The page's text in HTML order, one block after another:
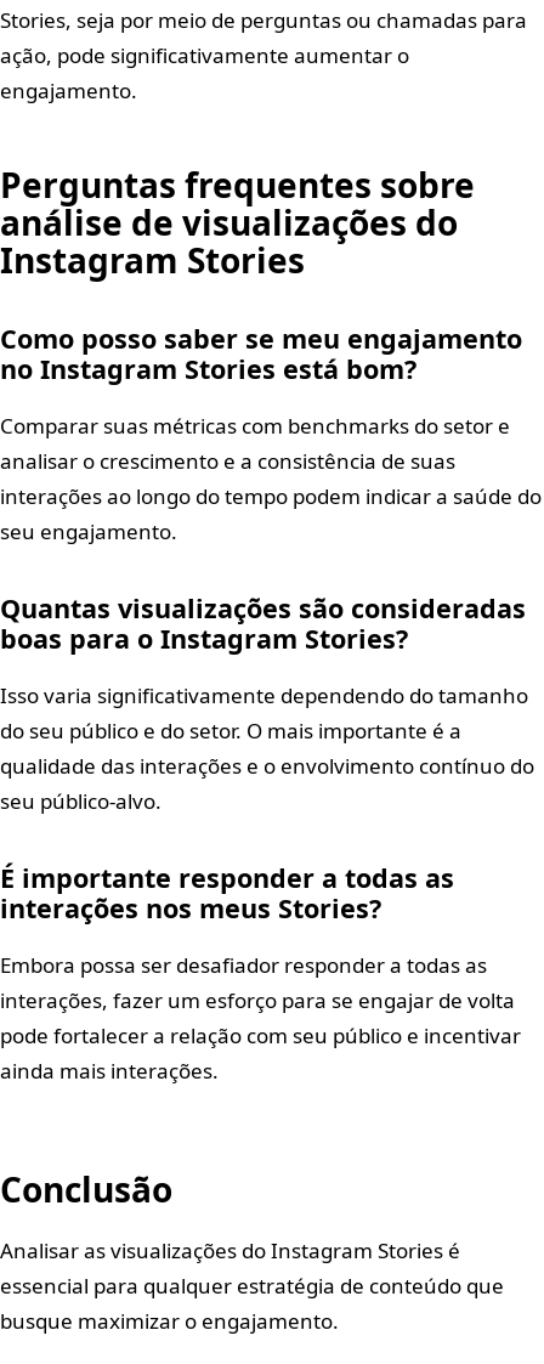
Stories, seja por meio de perguntas ou chamadas para
ação, pode significativamente aumentar o
engajamento.
Perguntas frequentes sobre
análise de visualizações do
Instagram Stories
Como posso saber se meu engajamento
no Instagram Stories está bom?
Comparar suas métricas com benchmarks do setor e
analisar o crescimento e a consistência de suas
interações ao longo do tempo podem indicar a saúde do
seu engajamento.
Quantas visualizações são consideradas
boas para o Instagram Stories?
Isso varia significativamente dependendo do tamanho
do seu público e do setor. O mais importante é a
qualidade das interações e o envolvimento contínuo do
seu público-alvo.
É importante responder a todas as
interações nos meus Stories?
Embora possa ser desafiador responder a todas as
interações, fazer um esforço para se engajar de volta
pode fortalecer a relação com seu público e incentivar
ainda mais interações.
Conclusão
Analisar as visualizações do Instagram Stories é
essencial para qualquer estratégia de conteúdo que
busque maximizar o engajamento.